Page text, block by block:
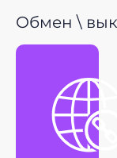
Обмен \